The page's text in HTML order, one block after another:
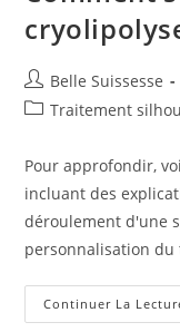
Auteur/autrice
de
Belle Suissesse
PostTraitement
Pour approfondir,
incluant des
déroulement d'une
personnalisation
Continuer La